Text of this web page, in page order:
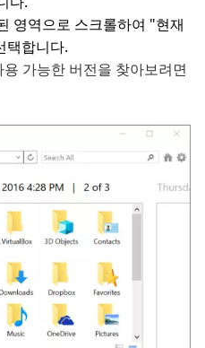
영역으로 스크롤하여 "현재
택합니다.
가능한 버전을 찾아보려면